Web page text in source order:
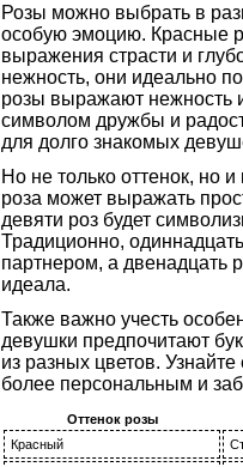
Розы можно выбрать в
особую эмоцию. Красные
выражения страсти и
нежность, они идеально
розы выражают нежность
символом дружбы и
для долго знакомых
Но не только оттенок, но
роза может выражать
девяти роз будет
Традиционно,
партнером, а двенадцать
идеала.
Также важно учесть
девушки предпочитают
из разных цветов.
более персональным и
Оттенок розы
Красный